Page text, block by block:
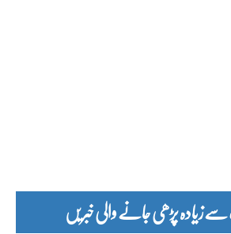
پڑھی جانے والی خبریں